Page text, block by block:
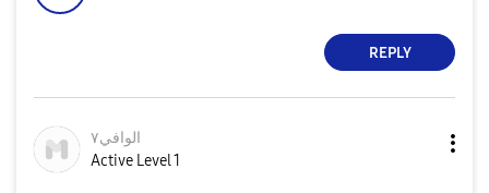
REPLY
الوافي٧
Active Level 1